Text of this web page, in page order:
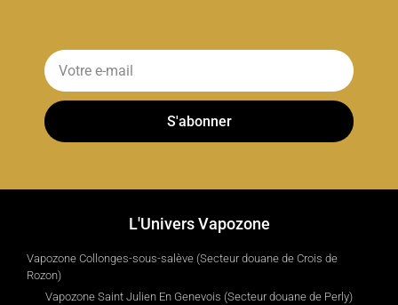
S'abonner
L'Univers Vapozone
Vapozone Collonges-sous-salève (Secteur douane de Crois de
Rozon)
Vapozone Saint Julien En Genevois (Secteur douane de Perly)